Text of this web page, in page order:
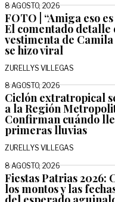
8 AGOSTO, 2026
FOTO | “Amiga eso
El comentado detalle
vestimenta de
se hizo viral
ZURELLYS VILLEGAS
8 AGOSTO, 2026
Ciclón extratropical
a la Región
Confirman cuándo
primeras lluvias
ZURELLYS VILLEGAS
8 AGOSTO, 2026
Fiestas Patrias 2026:
los montos y las